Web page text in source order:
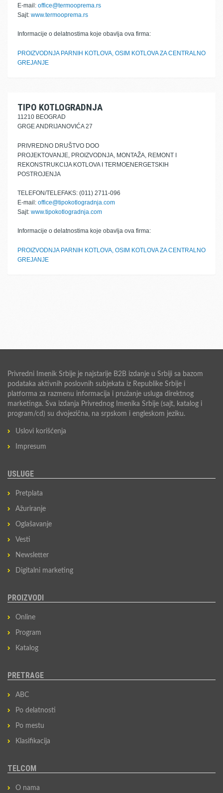
E-mail: office@termooprema.rs
Sajt: www.termooprema.rs
Informacije o delatnostima koje obavlja ova firma:
PROIZVODNJA PARNIH KOTLOVA, OSIM KOTLOVA ZA CENTRALNO
GREJANJE
TIPO KOTLOGRADNJA
11210 BEOGRAD
GRGE ANDRIJANOVIĆA 27
PRIVREDNO DRUŠTVO DOO
PROJEKTOVANJE, PROIZVODNJA, MONTAŽA, REMONT I
REKONSTRUKCIJA KOTLOVA I TERMOENERGETSKIH
POSTROJENJA
TELEFON/TELEFAKS: (011) 2711-096
E-mail: office@tipokotlogradnja.com
Sajt: www.tipokotlogradnja.com
Informacije o delatnostima koje obavlja ova firma:
PROIZVODNJA PARNIH KOTLOVA, OSIM KOTLOVA ZA CENTRALNO
GREJANJE
Privredni Imenik Srbije je najstarije B2B izdanje u Srbiji sa bazom
podataka aktivnih poslovnih subjekata iz Republike Srbije i
platforma za razmenu informacija i pružanje usluga direktnog
marketinga. Sva izdanja Privrednog Imenika Srbije (sajt, katalog i
program/cd) su dvojezična, na srpskom i engleskom jeziku.
Uslovi korišćenja
Impresum
USLUGE
Pretplata
Ažuriranje
Oglašavanje
Vesti
Newsletter
Digitalni marketing
PROIZVODI
Online
Program
Katalog
PRETRAGE
ABC
Po delatnosti
Po mestu
Klasifikacija
TELCOM
O nama